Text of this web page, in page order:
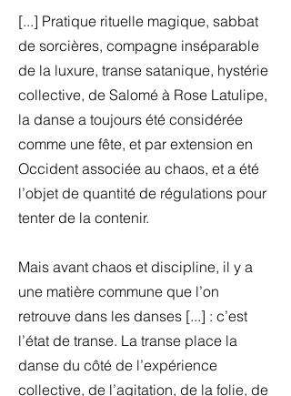
[...] Pratique rituelle magique, sabbat
de sorcières, compagne inséparable
de la luxure, transe satanique, hystérie
collective, de Salomé à Rose Latulipe,
la danse a toujours été considérée
comme une fête, et par extension en
Occident associée au chaos, et a été
l’objet de quantité de régulations pour
tenter de la contenir.
Mais avant chaos et discipline, il y a
une matière commune que l’on
retrouve dans les danses [...] : c’est
l’état de transe. La transe place la
danse du côté de l’expérience
collective, de l’agitation, de la folie, de